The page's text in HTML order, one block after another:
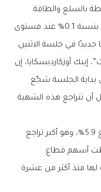
بالسلع والطاقة.
وأغلق مؤشر ستوكس 600 الأوروبي مرتفعًا بنسبة 0.1% عند مستوى
أوزكارديسكايا، إن
بداية الجلسة شجّع
أن تتراجع هذه الشهية
وقاد قطاع الإعلام الخسائر بانخفاض حاد بلغ 5.9%، وهو أكبر تراجع
أسهم قطاع
خسارة لها منذ أكثر من عشرة